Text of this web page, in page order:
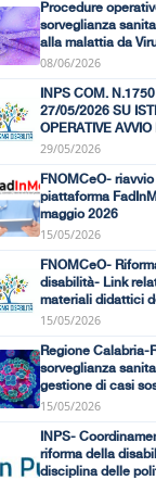
Procedure
sorveglianza
alla malattia da
08/06/2026
INPS COM.
27/05/2026 SU
OPERATIVE AVVIO
PROCEDIMENTO DI
CONDIZIONE DI
29/05/2026
FNOMCeO-
piattaforma
maggio 2026
15/05/2026
FNOMCeO-
disabilità- Link
materiali didattici
formazione
15/05/2026
Regione Calabria-
sorveglianza
gestione di casi
infezione da Andes
15/05/2026
INPS-
riforma della
disciplina delle